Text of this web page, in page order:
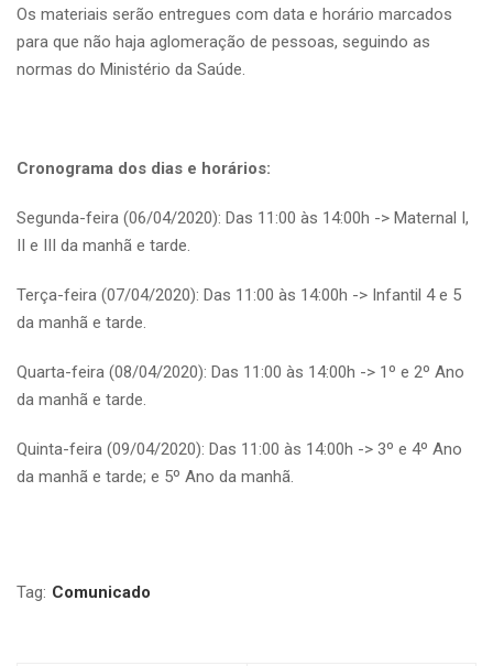
Os materiais serão entregues com data e horário marcados
para que não haja aglomeração de pessoas, seguindo as
normas do Ministério da Saúde.
Cronograma dos dias e horários:
Segunda-feira (06/04/2020): Das 11:00 às 14:00h -> Maternal I,
II e III da manhã e tarde.
Terça-feira (07/04/2020): Das 11:00 às 14:00h -> Infantil 4 e 5
da manhã e tarde.
Quarta-feira (08/04/2020): Das 11:00 às 14:00h -> 1º e 2º Ano
da manhã e tarde.
Quinta-feira (09/04/2020): Das 11:00 às 14:00h -> 3º e 4º Ano
da manhã e tarde; e 5º Ano da manhã.
Tag: Comunicado